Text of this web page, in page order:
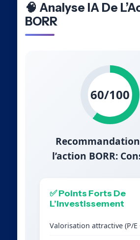
🧠 Analyse IA De
BORR
60/100
l’action BORR:
✅ Points Forts De
L’Investissement
Valorisation attractive (P/E